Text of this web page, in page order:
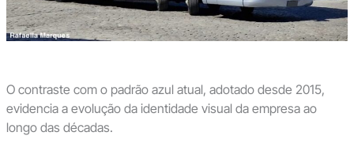
O contraste com o padrão azul atual, adotado desde 2015,
evidencia a evolução da identidade visual da empresa ao
longo das décadas.